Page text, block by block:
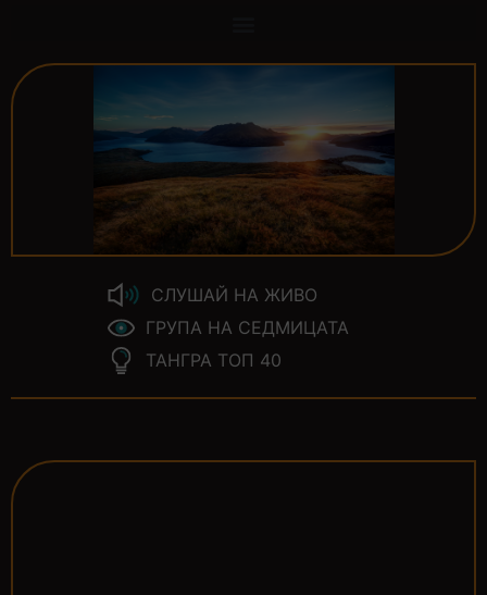
СЛУШАЙ НА ЖИВО
ГРУПА НА СЕДМИЦАТА
ТАНГРА ТОП 40